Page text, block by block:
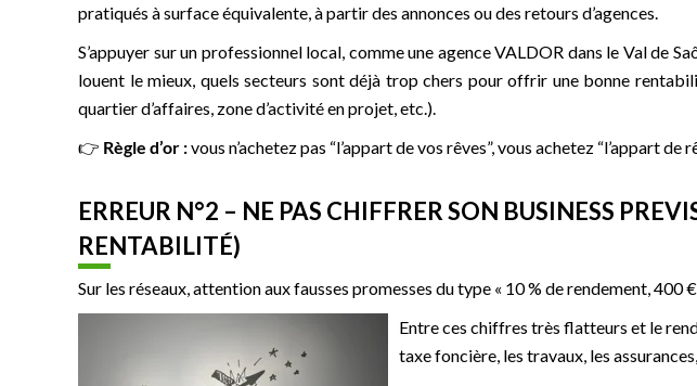
pratiqués à surface équivalente, à partir des annonces ou des retours d’agences.
S’appuyer sur un professionnel local, comme une agence VALDOR dans le Val de
louent le mieux, quels secteurs sont déjà trop chers pour offrir une bonne
quartier d’affaires, zone d’activité en projet, etc.).
👉 Règle d’or :vous n’achetez pas “l’appart de vos rêves”, vous achetez “l’appart
ERREUR N°2 – NE PAS CHIFFRER SON BUSINESS
RENTABILITÉ)
Sur les réseaux, attention aux fausses promesses du type « 10 % de rendement, 400
Entre ces chiffres très flatteurs et le
taxe foncière, les travaux, les